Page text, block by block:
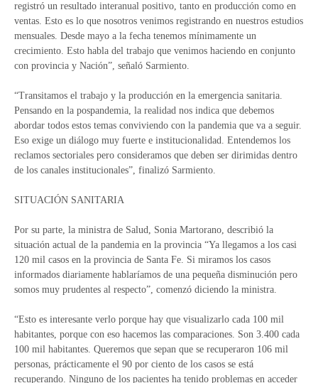
registró un resultado interanual positivo, tanto en producción como en
ventas. Esto es lo que nosotros venimos registrando en nuestros estudios
mensuales. Desde mayo a la fecha tenemos mínimamente un
crecimiento. Esto habla del trabajo que venimos haciendo en conjunto
con provincia y Nación”, señaló Sarmiento.
“Transitamos el trabajo y la producción en la emergencia sanitaria.
Pensando en la pospandemia, la realidad nos indica que debemos
abordar todos estos temas conviviendo con la pandemia que va a seguir.
Eso exige un diálogo muy fuerte e institucionalidad. Entendemos los
reclamos sectoriales pero consideramos que deben ser dirimidas dentro
de los canales institucionales”, finalizó Sarmiento.
SITUACIÓN SANITARIA
Por su parte, la ministra de Salud, Sonia Martorano, describió la
situación actual de la pandemia en la provincia “Ya llegamos a los casi
120 mil casos en la provincia de Santa Fe. Si miramos los casos
informados diariamente hablaríamos de una pequeña disminución pero
somos muy prudentes al respecto”, comenzó diciendo la ministra.
“Esto es interesante verlo porque hay que visualizarlo cada 100 mil
habitantes, porque con eso hacemos las comparaciones. Son 3.400 cada
100 mil habitantes. Queremos que sepan que se recuperaron 106 mil
personas, prácticamente el 90 por ciento de los casos se está
recuperando. Ninguno de los pacientes ha tenido problemas en acceder